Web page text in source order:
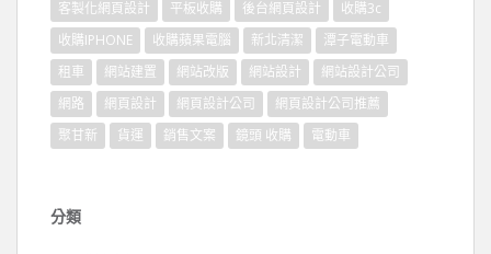
客製化網頁設計
平板收購 後台網頁設計
收購3c
收購IPHONE
收購蘋果電腦 新北清潔
潭子電動車
租車
網站建置 網站改版 網站設計
網站設計公司
網路
網頁設計 網頁設計公司
網頁設計公司推薦
聚甘新
貨運 銷售文案 鏡頭 收購 電動車
分類